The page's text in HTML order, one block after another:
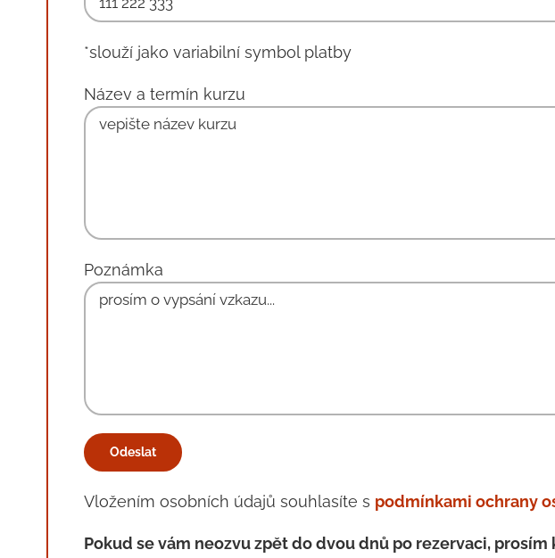
*slouží jako variabilní symbol platby
Název a termín kurzu
Poznámka
Vložením osobních údajů souhlasíte s podmínkami ochrany
Pokud se vám neozvu zpět do dvou dnů po rezervaci,